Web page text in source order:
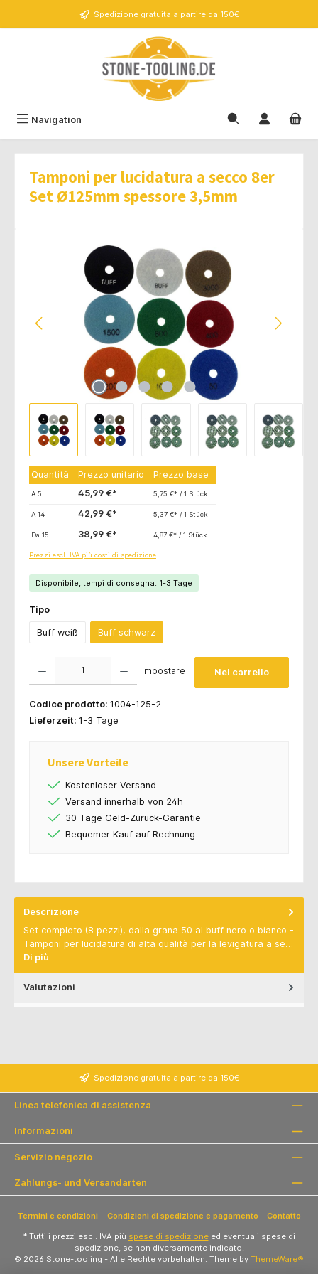
Spedizione gratuita a partire da 150€
Navigation
Tamponi per lucidatura a secco 8er
Set Ø125mm spessore 3,5mm
Salta la galleria di immagini
Quantità Prezzo unitario Prezzo base
A5 45,99 €* 5,75 €* / 1 Stück
A14 42,99 €* 5,37 €* / 1 Stück
Da15 38,99 €* 4,87 €* / 1 Stück
Prezzi escl. IVA più costi di spedizione
Disponibile, tempi di consegna: 1-3 Tage
Seleziona
Tipo
Buff weiß Buff schwarz
Impostare Nel carrello
Codice prodotto: 1004-125-2
Lieferzeit: 1-3 Tage
Unsere Vorteile
Kostenloser Versand
Versand innerhalb von 24h
30 Tage Geld-Zurück-Garantie
Bequemer Kauf auf Rechnung
Descrizione
Set completo (8 pezzi), dalla grana 50 al buff nero o bianco -
Tamponi per lucidatura di alta qualità per la levigatura a se…
Di più
Valutazioni
Spedizione gratuita a partire da 150€
Linea telefonica di assistenza
Informazioni
Servizio negozio
Zahlungs- und Versandarten
Termini e condizioni Condizioni di spedizione e pagamento Contatto
* Tutti i prezzi escl. IVA più spese di spedizioneed eventuali spese di
spedizione, se non diversamente indicato.
© 2026 Stone-tooling - Alle Rechte vorbehalten. Theme by ThemeWare®